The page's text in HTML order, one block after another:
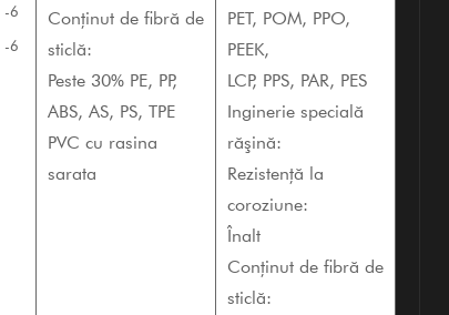
-6
-6
Conținut de fibră de
sticlă:
Peste 30% PE, PP,
ABS, AS, PS, TPE
PVC cu rasina
sarata
PET, POM, PPO,
PEEK,
LCP, PPS, PAR, PES
Inginerie specială
răşină:
Rezistență la
coroziune:
Înalt
Conținut de fibră de
sticlă: